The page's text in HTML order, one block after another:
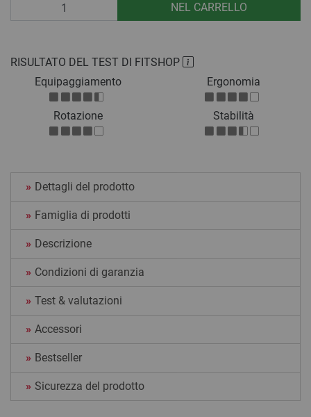
NEL CARRELLO
RISULTATO DEL TEST DI FITSHOP
Equipaggiamento
Ergonomia
Rotazione Stabilità
Dettagli del prodotto
Famiglia di prodotti
Descrizione
Condizioni di garanzia
Test & valutazioni
Accessori
Bestseller
Sicurezza del prodotto